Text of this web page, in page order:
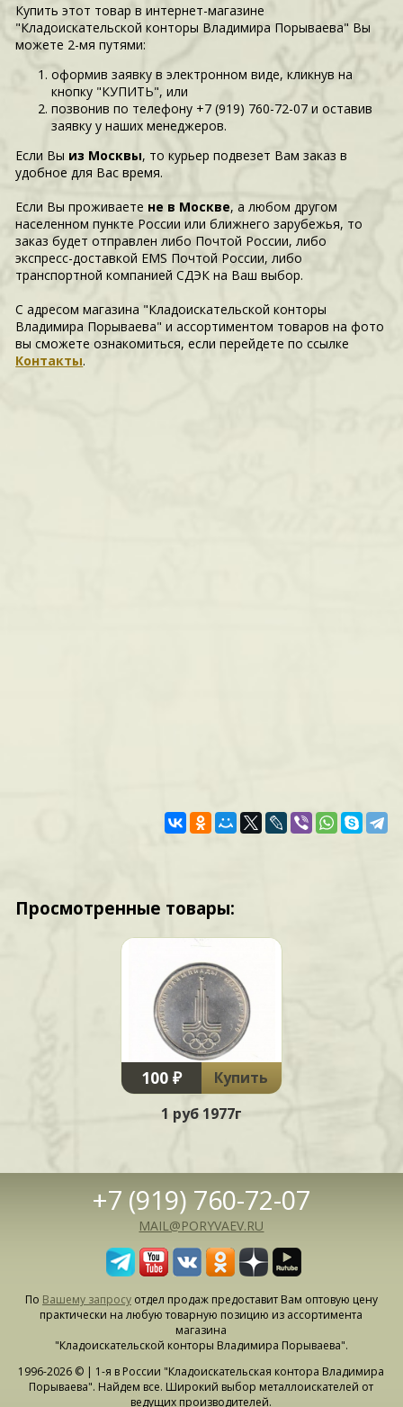
Купить этот товар в интернет-магазине
"Кладоискательской конторы Владимира Порываева" Вы
можете 2-мя путями:
оформив заявку в электронном виде, кликнув на
кнопку "КУПИТЬ", или
позвонив по телефону +7 (919) 760-72-07 и оставив
заявку у наших менеджеров.
Если Вы из Москвы, то курьер подвезет Вам заказ в
удобное для Вас время.
Если Вы проживаете не в Москве, а любом другом
населенном пункте России или ближнего зарубежья, то
заказ будет отправлен либо Почтой России, либо
экспресс-доставкой EMS Почтой России, либо
транспортной компанией СДЭК на Ваш выбор.
С адресом магазина "Кладоискательской конторы
Владимира Порываева" и ассортиментом товаров на фото
вы сможете ознакомиться, если перейдете по ссылке
Контакты.
Просмотренные товары:
100 ₽
Купить
1 руб 1977г
+7 (919) 760-72-07
MAIL@PORYVAEV.RU
По Вашему запросуотдел продаж предоставит Вам оптовую цену
практически на любую товарную позицию из ассортимента
магазина
"Кладоискательской конторы Владимира Порываева".
1996-2026 © | 1-я в России "Кладоискательская контора Владимира
Порываева". Найдем все. Широкий выбор металлоискателей от
ведущих производителей.